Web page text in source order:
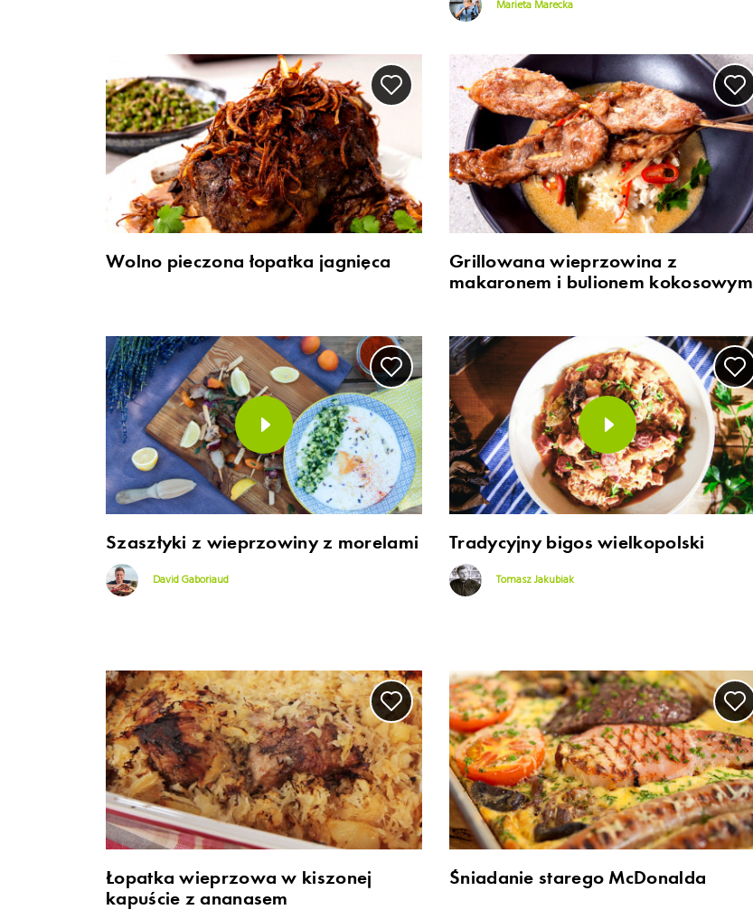
Marieta Marecka
Wolno pieczona łopatka jagnięca
Grillowana wieprzowina z
makaronem i bulionem kokosowym
Szaszłyki z wieprzowiny z morelami
David Gaboriaud
Tradycyjny bigos wielkopolski
Tomasz Jakubiak
Łopatka wieprzowa w kiszonej
kapuście z ananasem
Śniadanie starego McDonalda